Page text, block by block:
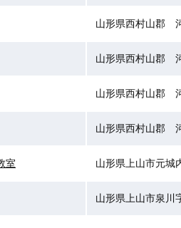
山形県西村山郡
山形県西村山郡
山形県西村山郡
山形県西村山郡
室 山形県上山市元城
山形県上山市泉川